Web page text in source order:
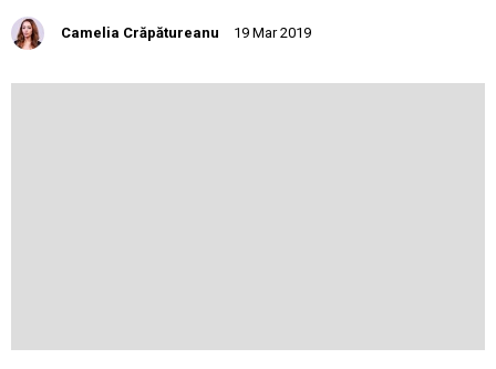
Camelia Crăpătureanu 19 Mar 2019